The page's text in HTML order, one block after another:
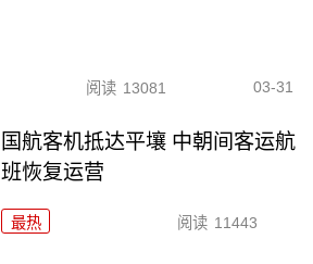
阅读 13081 03-31
国航客机抵达平壤 中朝间客运航
班恢复运营
最热 阅读 11443